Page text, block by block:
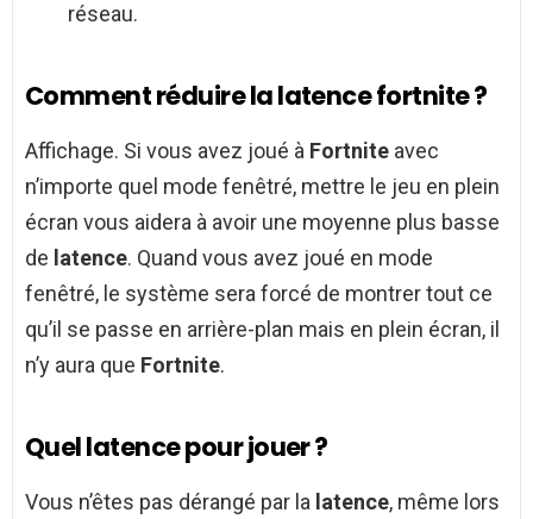
réseau.
Comment réduire la latence fortnite ?
Affichage. Si vous avez joué à Fortnite avec
n’importe quel mode fenêtré, mettre le jeu en plein
écran vous aidera à avoir une moyenne plus basse
de latence. Quand vous avez joué en mode
fenêtré, le système sera forcé de montrer tout ce
qu’il se passe en arrière-plan mais en plein écran, il
n’y aura que Fortnite.
Quel latence pour jouer ?
Vous n’êtes pas dérangé par la latence, même lors